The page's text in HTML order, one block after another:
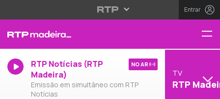
Entrar
RTP Notícias (RTP
Madeira)
Emissão em simultâneo com RTP
Notícias
NO AR
TV
RTP